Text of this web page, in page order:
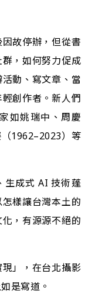
故停辦，但從書
，如何努力促成
動、寫文章、當
創作者。新人們
如姚瑞中、周慶
1962–2023）等
生成式 AI 技術蓬
樣讓台灣本土的
，有源源不絕的
現」，在台北攝影
是寫道。